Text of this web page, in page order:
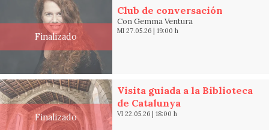
Finalizado
Club de conversación
Con Gemma Ventura
MI 27.05.26| 19:00 h
Finalizado
Visita guiada a la Biblioteca
de Catalunya
VI 22.05.26| 18:00 h